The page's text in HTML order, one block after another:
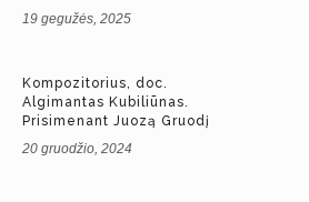
19 gegužės, 2025
Kompozitorius, doc.
Algimantas Kubiliūnas.
Prisimenant Juozą Gruodį
20 gruodžio, 2024